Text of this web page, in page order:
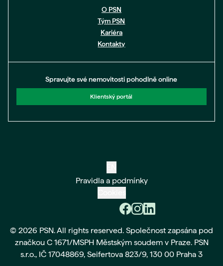
O PSN
Tým PSN
Kariéra
Kontakty
Spravujte své nemovitosti pohodlně online
Klientský portál
Pravidla a podmínky
© 2026 PSN. All rights reserved. Společnost zapsána pod
značkou C 1671/MSPH Městským soudem v Praze. PSN
s.r.o., IČ 17048869, Seifertova 823/9, 130 00 Praha 3